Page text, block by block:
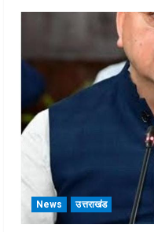
News उत्तराखंड